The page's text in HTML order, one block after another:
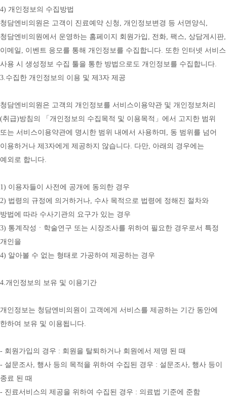
4) 개인정보의 수집방법
청담엔비의원은 고객이 진료예약 신청, 개인정보변경 등 서면양식,
청담엔비의원에서 운영하는 홈페이지 회원가입, 전화, 팩스, 상담게시판,
이메일, 이벤트 응모를 통해 개인정보를 수집합니다. 또한 인터넷 서비스
사용 시 생성정보 수집 툴을 통한 방법으로도 개인정보를 수집합니다.
3.수집한 개인정보의 이용 및 제3자 제공
청담엔비의원은 고객의 개인정보를 서비스이용약관 및 개인정보처리
(취급)방침의 「개인정보의 수집목적 및 이용목적」에서 고지한 범위
또는 서비스이용약관에 명시한 범위 내에서 사용하며, 동 범위를 넘어
이용하거나 제3자에게 제공하지 않습니다. 다만, 아래의 경우에는
예외로 합니다.
1) 이용자들이 사전에 공개에 동의한 경우
2) 법령의 규정에 의거하거나, 수사 목적으로 법령에 정해진 절차와
방법에 따라 수사기관의 요구가 있는 경우
3) 통계작성ㆍ학술연구 또는 시장조사를 위하여 필요한 경우로서 특정
개인을
4) 알아볼 수 없는 형태로 가공하여 제공하는 경우
4.개인정보의 보유 및 이용기간
개인정보는 청담엔비의원이 고객에게 서비스를 제공하는 기간 동안에
한하여 보유 및 이용됩니다.
- 회원가입의 경우 : 회원을 탈퇴하거나 회원에서 제명 된 때
- 설문조사, 행사 등의 목적을 위하여 수집된 경우 : 설문조사, 행사 등이
종료 된 때
- 진료서비스의 제공을 위하여 수집된 경우 : 의료법 기준에 준함